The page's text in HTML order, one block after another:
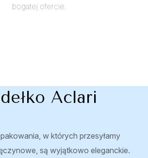
bogatej ofercie.
Aclari
w których przesyłamy
są wyjątkowo eleganckie.